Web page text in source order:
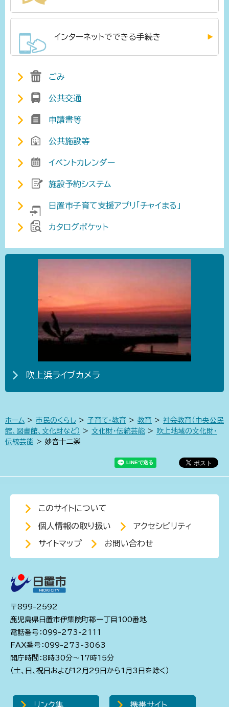
インターネットでできる手続き
ごみ
公共交通
申請書等
公共施設等
イベントカレンダー
施設予約システム
日置市子育て支援アプリ「チャイまる」
カタログポケット
吹上浜ライブカメラ
ホーム > 市民のくらし > 子育て・教育 > 教育 > 社会教育（中央公民
館、図書館、文化財など） > 文化財・伝統芸能 > 吹上地域の文化財・
伝統芸能 > 妙音十二楽
このサイトについて
個人情報の取り扱い アクセシビリティ
サイトマップ お問い合わせ
〒899-2592
鹿児島県日置市伊集院町郡一丁目100番地
電話番号：099-273-2111
FAX番号：099-273-3063
開庁時間：8時30分～17時15分
（土、日、祝日および12月29日から1月3日を除く）
リンク集 携帯サイト